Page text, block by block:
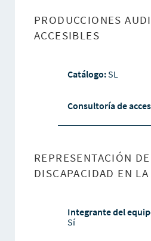
PRODUCCIONES
ACCESIBLES
Catálogo:SL
Consultoría de
REPRESENTACIÓN
DISCAPACIDAD EN
Integrante del
Sí